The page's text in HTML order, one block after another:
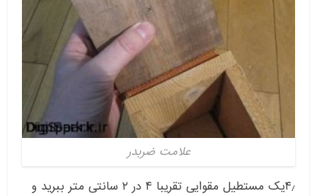
علامت ضربدر
۴٫یک مستطیل مقوایی تقریبا ۴ در ۲ سانتی متر ببرید و